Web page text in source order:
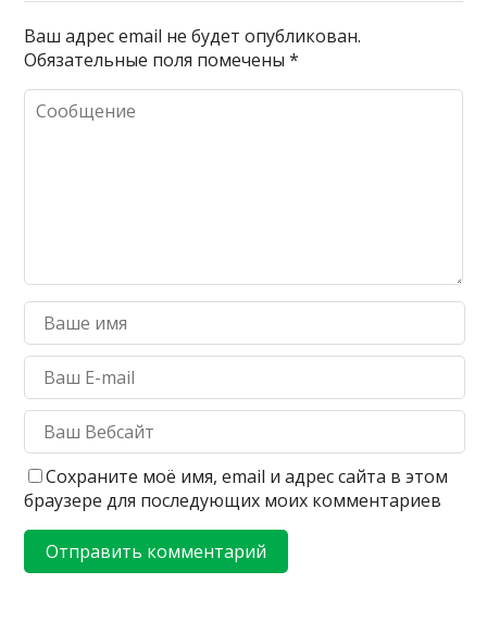
Ваш адрес email не будет опубликован.
Обязательные поля помечены*
Сохраните моё имя, email и адрес сайта в этом
браузере для последующих моих комментариев